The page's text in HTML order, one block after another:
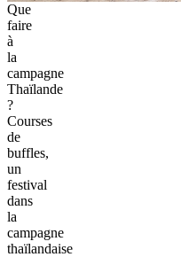
Que
faire
à
la
campagne
Thaïlande
?
Courses
de
buffles,
un
festival
dans
la
campagne
thaïlandaise